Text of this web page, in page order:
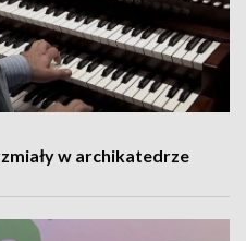
w archikatedrze